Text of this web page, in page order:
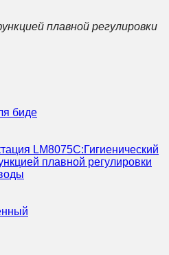
плавной регулировки
биде
LM8075C:Гигиенический
плавной регулировки